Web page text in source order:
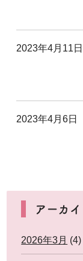
2023年4月11日
2023年4月6日
アーカ
2026年3月 (4)